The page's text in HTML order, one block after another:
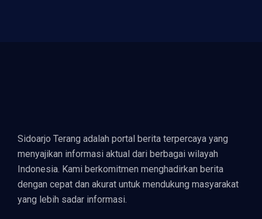
Sidoarjo Terang adalah portal berita terpercaya yang
menyajikan informasi aktual dari berbagai wilayah
Indonesia. Kami berkomitmen menghadirkan berita
dengan cepat dan akurat untuk mendukung masyarakat
yang lebih sadar informasi.